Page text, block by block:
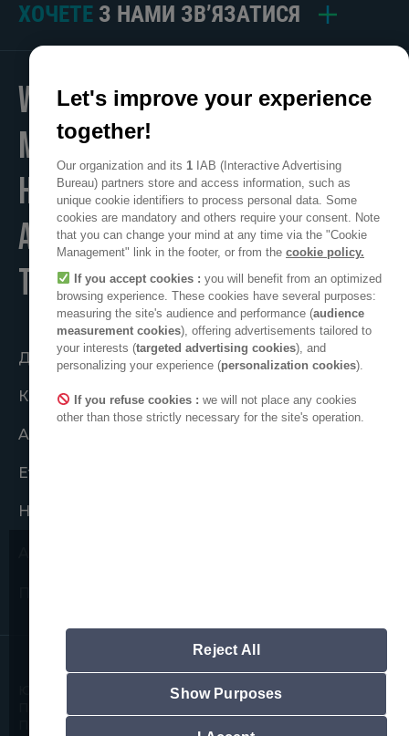
Ми ніколи не попросимо вас
повідомити особисту інформацію.
Зверніть увагу, що всі офіційні адреси
електронної пошти ADEO мають таку
структуру: "ім'я.прізвище@adeo.com",
жоден інший формат не
ХОЧЕТЕ З НАМИ ЗВ’ЯЗАТИСЯ
WE
MAKE
HOME
A POSITIVE PLACE
TO LIVE
Діяти спільно
Колектив ADEO
ADEO у світі
Етичні зобов’язання
Наші публікації
Юридична інформація
Let's improve your experience
together!
Our organization and its 1 IAB (Interactive Advertising
Bureau) partners store and access information, such as
unique cookie identifiers to process personal data. Some
cookies are mandatory and others require your consent. Note
that you can change your mind at any time via the "Cookie
Management" link in the footer, or from the cookie policy.
If you accept cookies : you will benefit from an optimized
browsing experience. These cookies have several purposes:
measuring the site's audience and performance (audience
measurement cookies), offering advertisements tailored to
your interests (targeted advertising cookies), and
personalizing your experience (personalization cookies).
If you refuse cookies : we will not place any cookies
other than those strictly necessary for the site's operation.
Reject All
Show Purposes